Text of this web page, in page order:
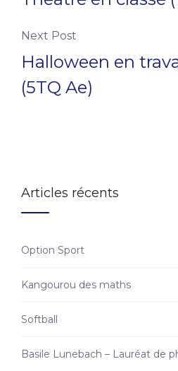
Next Post
Halloween en
(5TQ Ae)
Articles récents
Option Sport
Kangourou des maths
Softball
Basile Lunebach – Lauréat de